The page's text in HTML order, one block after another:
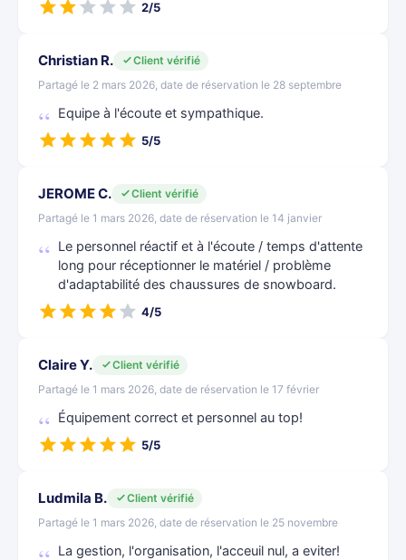
2/5
Christian R.
Client vérifié
Partagé le 2 mars 2026, date de réservation le 28 septembre
Equipe à l'écoute et sympathique.
5/5
JEROME C.
Client vérifié
Partagé le 1 mars 2026, date de réservation le 14 janvier
Le personnel réactif et à l'écoute / temps d'attente
long pour réceptionner le matériel / problème
d'adaptabilité des chaussures de snowboard.
4/5
Claire Y.
Client vérifié
Partagé le 1 mars 2026, date de réservation le 17 février
Équipement correct et personnel au top!
5/5
Ludmila B.
Client vérifié
Partagé le 1 mars 2026, date de réservation le 25 novembre
La gestion, l'organisation, l'acceuil nul, a eviter!